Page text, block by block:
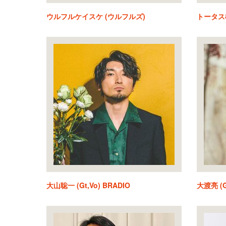
ウルフルケイスケ (ウルフルズ) トータ
大山聡一 (Gt,Vo) BRADIO 大渡亮